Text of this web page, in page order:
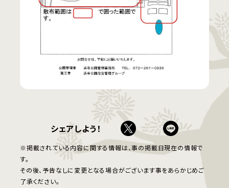
シェアしよう！
※掲載されている内容に関する情報は、事の掲載日現在の情報で
す。
その後、予告なしに変更となる場合がございます事をあらかじめご
了承ください。